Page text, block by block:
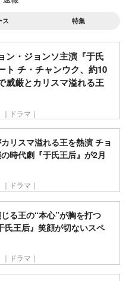
ス 特集
ン・ジョンソ主演『于氏
ト チ・チャンウク、約10
威厳とカリスマ溢れる王
｜ドラマ｜
リスマ溢れる王を熱演 チョ
時代劇『于氏王后』が2月
｜ドラマ｜
る王の“本心”が胸を打つ
王后』笑顔が切ないスペ
｜ドラマ｜